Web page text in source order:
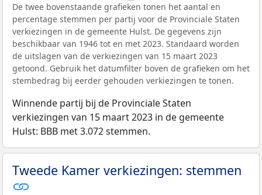
De twee bovenstaande grafieken tonen het aantal en
percentage stemmen per partij voor de Provinciale Staten
verkiezingen in de gemeente Hulst. De gegevens zijn
beschikbaar van 1946 tot en met 2023. Standaard worden
de uitslagen van de verkiezingen van 15 maart 2023
getoond. Gebruik het datumfilter boven de grafieken om het
stembedrag bij eerder gehouden verkiezingen te tonen.
Winnende partij bij de Provinciale Staten
verkiezingen van 15 maart 2023 in de gemeente
Hulst: BBB met 3.072 stemmen.
Tweede Kamer verkiezingen: stemmen